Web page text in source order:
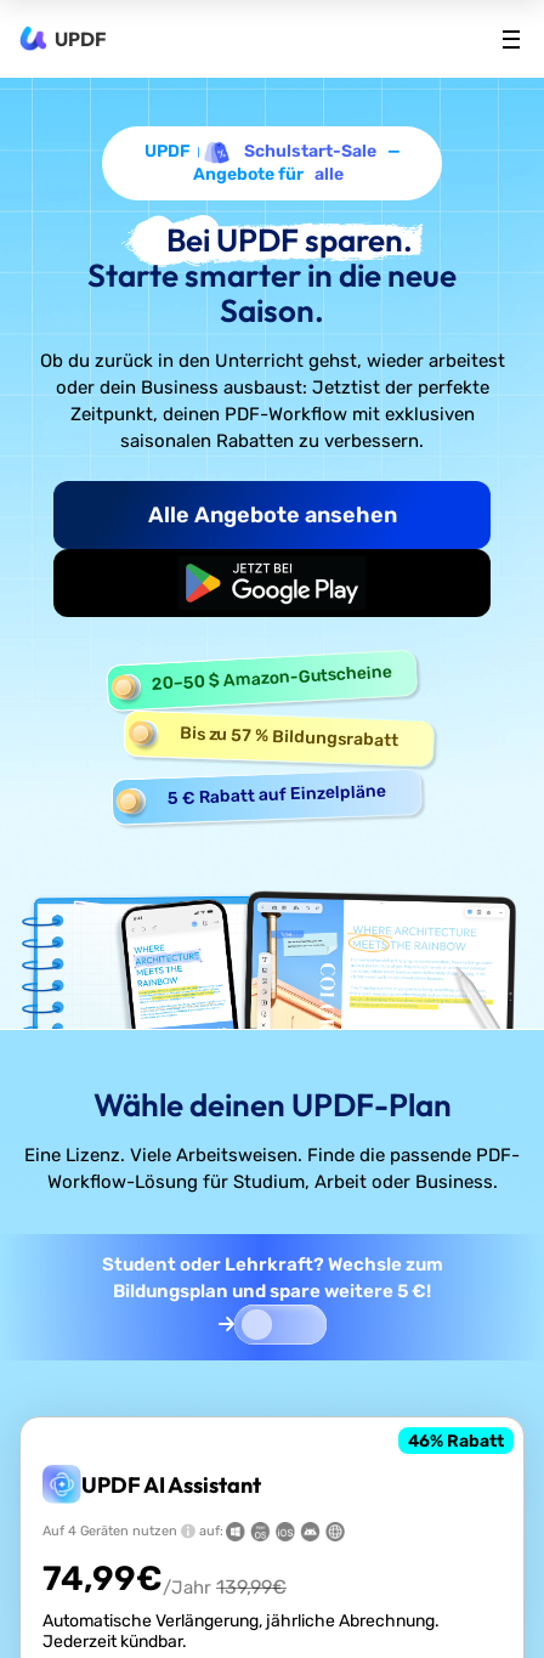
UPDF
UPDF Schulstart-Sale —
Angebote für alle
Bei UPDF sparen.
Starte smarter in die neue
Saison.
Ob du zurück in den Unterricht gehst, wieder arbeitest
oder dein Business ausbaust: Jetztist der perfekte
Zeitpunkt, deinen PDF-Workflow mit exklusiven
saisonalen Rabatten zu verbessern.
Alle Angebote ansehen
Kostenlos starten
20–50 $ Amazon-Gutscheine
Bis zu 57 % Bildungsrabatt
5 € Rabatt auf Einzelpläne
Wähle deinen UPDF-Plan
Eine Lizenz. Viele Arbeitsweisen. Finde die passende PDF-
Workflow-Lösung für Studium, Arbeit oder Business.
Student oder Lehrkraft? Wechsle zum
Bildungsplan und spare weitere 5 €!
UPDF AI Assistant
46% Rabatt
Auf 4 Geräten nutzen auf:
74,99€/Jahr 139,99€
Automatische Verlängerung, jährliche Abrechnung.
Jederzeit kündbar.